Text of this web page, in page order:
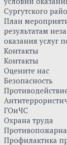
Сургутского
План
результатам
оказания услуг
Контакты
Контакты
Оцените нас
Безопасность
ГОиЧС
Охрана труда
Профилактика